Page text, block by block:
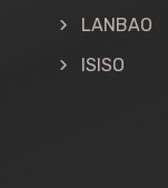
LANBAO
ISISO